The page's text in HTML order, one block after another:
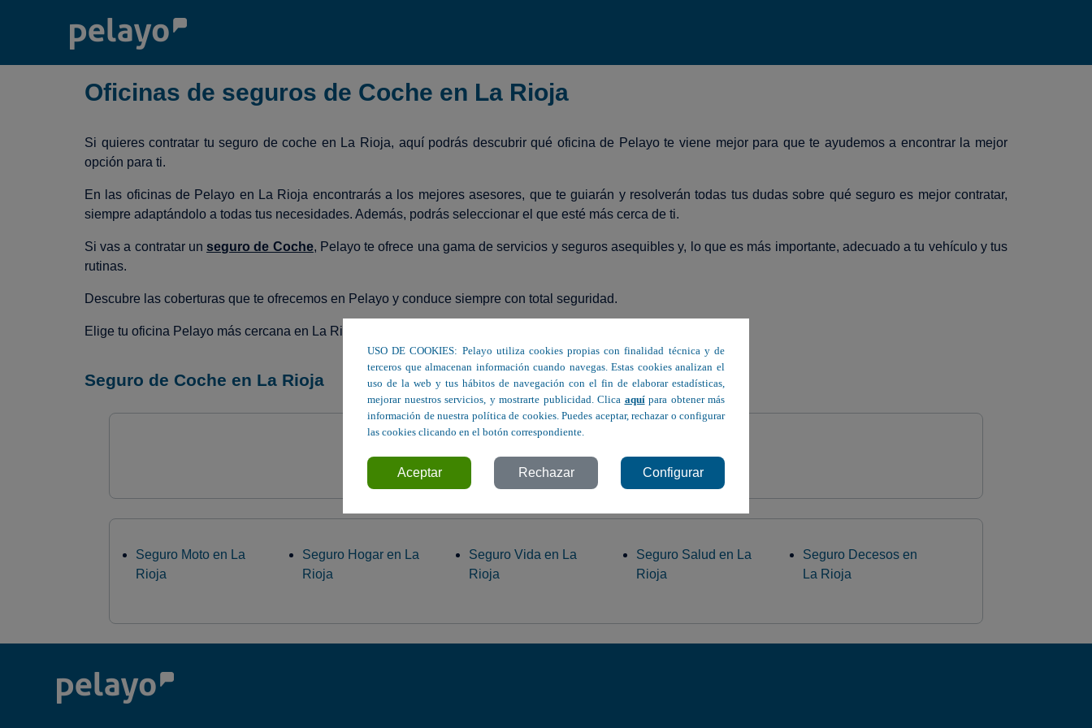
Oficinas de seguros de Coche en La Rioja
Si quieres contratar tu seguro de coche en La Rioja, aquí podrás descubrir qué oficina de Pelayo te viene mejor para que te ayudemos a encontrar la mejor
opción para ti.
En las oficinas de Pelayo en La Rioja encontrarás a los mejores asesores, que te guiarán y resolverán todas tus dudas sobre qué seguro es mejor contratar,
siempre adaptándolo a todas tus necesidades. Además, podrás seleccionar el que esté más cerca de ti.
Si vas a contratar unseguro de Coche, Pelayo te ofrece una gama de servicios y seguros asequibles y, lo que es más importante, adecuado a tu vehículo y tus
rutinas.
Descubre las coberturas que te ofrecemos en Pelayo y conduce siempre con total seguridad.
Elige tu oficina Pelayo más cercana en La Rioja y contrata el seguro de coche perfecto para ti.
Seguro de Coche en La Rioja
Seguro Moto en La
Rioja
Seguro Hogar en La
Rioja
Seguro Vida en La
Rioja
Seguro Salud en La
Rioja
Seguro Decesos en
La Rioja
USO DE COOKIES: Pelayo utiliza cookies propias con finalidad técnica y de
terceros que almacenan información cuando navegas. Estas cookies analizan el
uso de la web y tus hábitos de navegación con el fin de elaborar estadísticas,
mejorar nuestros servicios, y mostrarte publicidad. Clica aquípara obtener más
información de nuestra política de cookies. Puedes aceptar, rechazar o configurar
las cookies clicando en el botón correspondiente.
Aceptar Rechazar Configurar